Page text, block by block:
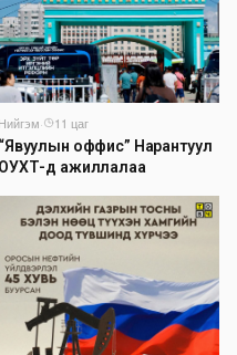
Нийгэм·
11 цаг
“Явуулын оффис” Нарантуул
ОУХТ-д ажиллалаа